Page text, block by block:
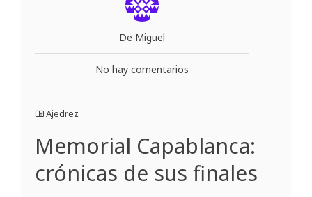
De Miguel
No hay comentarios
Ajedrez
Memorial Capablanca:
crónicas de sus finales